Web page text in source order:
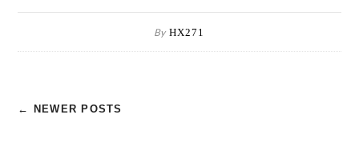
By HX271
← NEWER POSTS